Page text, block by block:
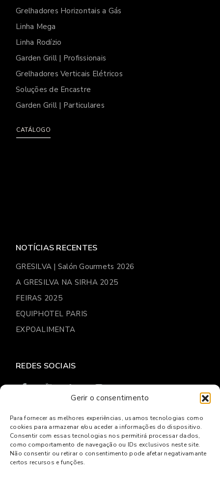
Gerir o consentimento
Para fornecer as melhores experiências, usamos tecnologias como
cookies para armazenar e/ou aceder a informações do dispositivo.
Consentir com essas tecnologias nos permitirá processar dados,
como comportamento de navegação ou IDs exclusivos neste site.
Não consentir ou retirar o consentimento pode afetar negativamante
certos recursos e funções.
Grelhadores Horizontais a Gás
Linha Mega
Linha Rodízio
Garden Grill | Profissionais
Grelhadores Verticais Elétricos
Soluções de Encastre
Garden Grill | Particulares
CATÁLOGO
NOTÍCIAS RECENTES
GRESILVA | Salón Gourmets 2026
A GRESILVA NA SIRHA 2025
FEIRAS 2025
EQUIPHOTEL PARIS
EXPOALIMENTA
REDES SOCIAIS
© 2026Gresilva
Política de privacidade
Livro de reclamações Online
Centro de Arbitragem e Conflitos de Lisboa
Powered by